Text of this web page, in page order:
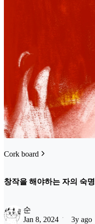
Cork board
창작을 해야하는 자의 숙명
순
Jan 8, 2024
3y ago